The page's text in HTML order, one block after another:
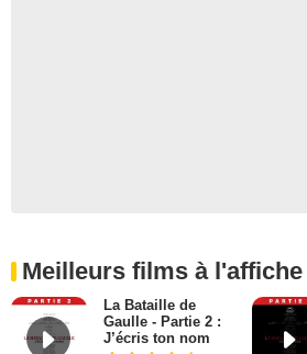
Meilleurs films à l'affiche
La Bataille de
Gaulle - Partie 2 :
J’écris ton nom